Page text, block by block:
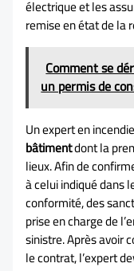
électrique et les
remise en état de la
Comment se
un permis de
Un expert en
bâtimentdont la
lieux. Afin de
à celui indiqué dans
conformité, des
prise en charge de
sinistre. Après avoir
le contrat, l’expert